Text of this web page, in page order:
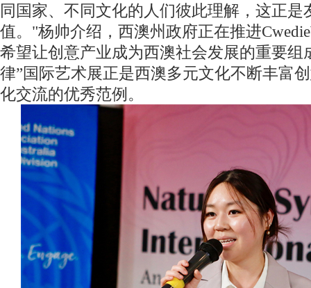
同国家、不同文化的人们彼此理解，这正是
值。"杨帅介绍，西澳州政府正在推进
希望让创意产业成为西澳社会发展的重要组
律”国际艺术展正是西澳多元文化不断丰富
化交流的优秀范例。